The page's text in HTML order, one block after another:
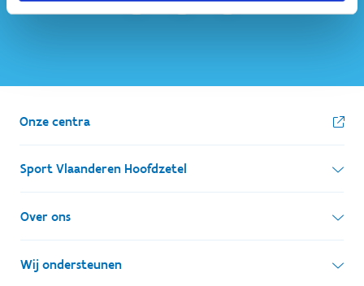
Onze centra
Sport Vlaanderen Hoofdzetel
Simon Bolivarlaan 17
1000 Brussel
Ondernemingsnummer: BE 0248.142.826
Over ons
Wie zijn we, wat doen we
Wij ondersteunen